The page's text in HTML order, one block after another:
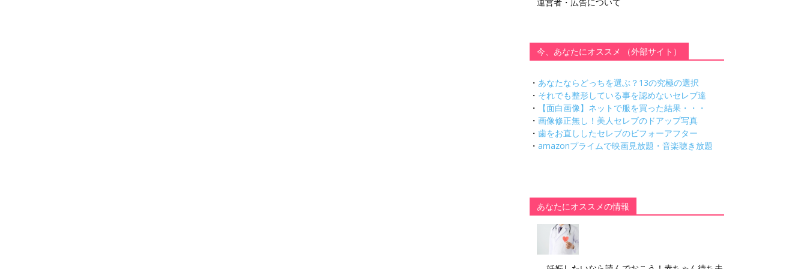
今、あなたにオススメ （外部サイト）
・ あなたならどっちを選ぶ？13の究極の選択
・ それでも整形している事を認めないセレブ達
・
【面白画像】ネットで服を買った結果・・・
・ 画像修正無し！美人セレブのドアップ写真
・ 歯をお直ししたセレブのビフォーアフター
・ amazonプライムで映画見放題・音楽聴き放題
あなたにオススメの情報